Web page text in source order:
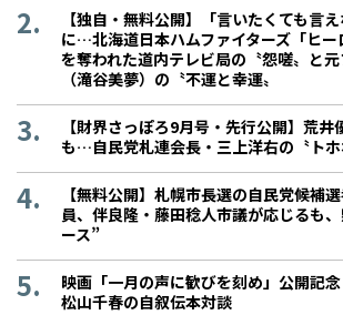
【独自・無料公開】「言いたくても言
に…北海道日本ハムファイターズ「ヒー
を奪われた道内テレビ局の〝怨嗟〟と
（滝谷美夢）の〝不運と幸運〟
【財界さっぽろ9月号・先行公開】荒
も…自民党札連会長・三上洋右の〝トホ
【無料公開】札幌市長選の自民党候補
員、伴良隆・藤田稔人市議が応じるも
ース”
映画「一月の声に歓びを刻め」公開記
松山千春の自叙伝本対談